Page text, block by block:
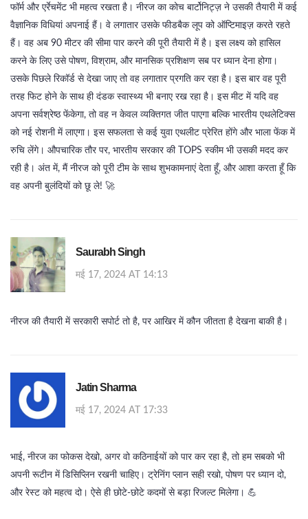
फॉर्म और एर्रेचमेंट भी महत्व रखता है। नीरज का कोच बार्टोनिट्ज़ ने उसकी तैयारी में कई
वैज्ञानिक विधियां अपनाई हैं। वे लगातार उसके फीडबैक लूप को ऑप्टिमाइज़ करते रहते
हैं। वह अब 90 मीटर की सीमा पार करने की पूरी तैयारी में है। इस लक्ष्य को हासिल
करने के लिए उसे पोषण, विश्राम, और मानसिक प्रशिक्षण सब पर ध्यान देना होगा।
उसके पिछले रिकॉर्ड से देखा जाए तो वह लगातार प्रगति कर रहा है। इस बार वह पूरी
तरह फिट होने के साथ ही दंडक स्वास्थ्य भी बनाए रख रहा है। इस मीट में यदि वह
अपना सर्वश्रेष्ठ फेंकेगा, तो वह न केवल व्यक्तिगत जीत पाएगा बल्कि भारतीय एथलेटिक्स
को नई रोशनी में लाएगा। इस सफलता से कई युवा एथलीट प्रेरित होंगे और भाला फेंक में
रुचि लेंगे। औपचारिक तौर पर, भारतीय सरकार की TOPS स्कीम भी उसकी मदद कर
रही है। अंत में, मैं नीरज को पूरी टीम के साथ शुभकामनाएं देता हूँ, और आशा करता हूँ कि
वह अपनी बुलंदियों को छू ले! 🚀
Saurabh Singh
मई 17, 2024 AT 14:13
नीरज की तैयारी में सरकारी सपोर्ट तो है, पर आखिर में कौन जीतता है देखना बाकी है।
Jatin Sharma
मई 17, 2024 AT 17:33
भाई, नीरज का फोकस देखो, अगर वो कठिनाईयों को पार कर रहा है, तो हम सबको भी
अपनी रूटीन में डिसिप्लिन रखनी चाहिए। ट्रेनिंग प्लान सही रखो, पोषण पर ध्यान दो,
और रेस्ट को महत्व दो। ऐसे ही छोटे‑छोटे कदमों से बड़ा रिजल्ट मिलेगा। 💪